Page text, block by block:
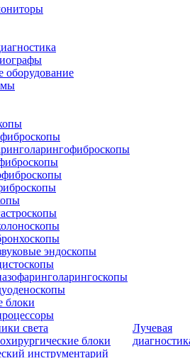
оборудование
эндоскопы
блоки
света
блоки
инструментарий
Лучевая